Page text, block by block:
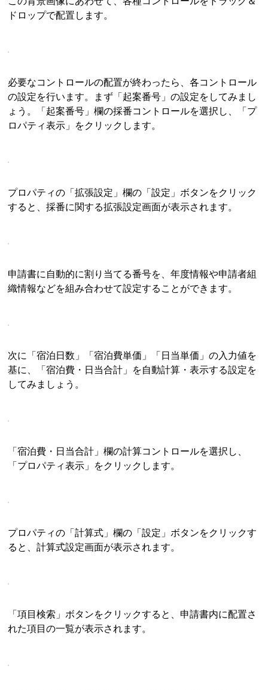
ドロップで配置します。
必要なコントロールの配置が終わったら、各コントロール
の設定を行います。まず「起案番号」の設定をしてみまし
ょう。「起案番号」欄の採番コントロールを選択し、「プ
ロパティ表示」をクリックします。
プロパティの「拡張設定」欄の「設定」ボタンをクリック
すると、採番に関する拡張設定画面が表示されます。
申請書に自動的に割り当てる番号を、年度情報や申請者組
織情報などを組み合わせて設定することができます。
次に「宿泊日数」「宿泊費単価」「日当単価」の入力値を
基に、「宿泊費・日当合計」を自動計算・表示する設定を
してみましょう。
「宿泊費・日当合計」欄の計算コントロールを選択し、
「プロパティ表示」をクリックします。
プロパティの「計算式」欄の「設定」ボタンをクリックす
ると、計算式設定画面が表示されます。
「項目検索」ボタンをクリックすると、申請書内に配置さ
れた項目の一覧が表示されます。